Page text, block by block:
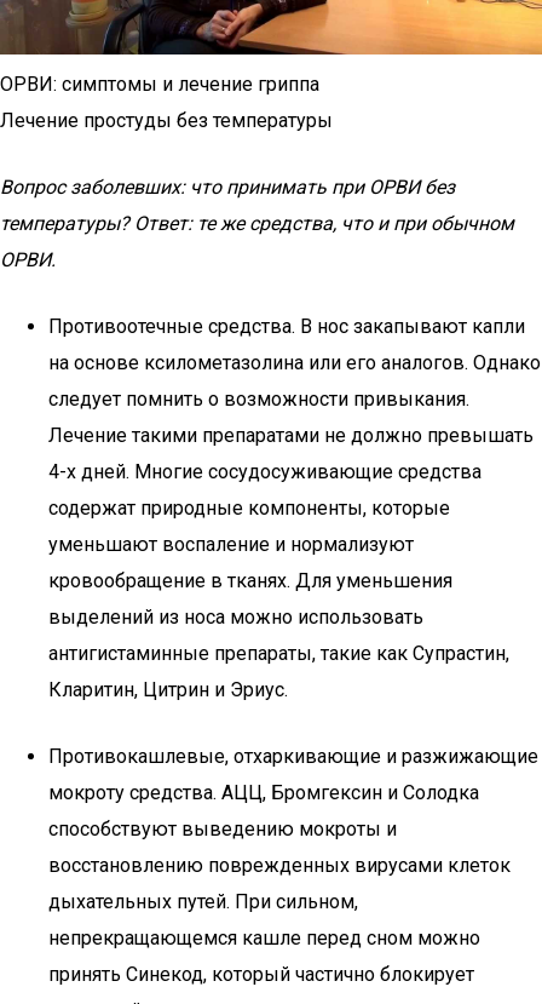
ОРВИ: симптомы и лечение гриппа
Лечение простуды без температуры
Вопрос заболевших: что принимать при ОРВИ без
температуры? Ответ: те же средства, что и при обычном
ОРВИ.
Противоотечные средства. В нос закапывают капли
на основе ксилометазолина или его аналогов. Однако
следует помнить о возможности привыкания.
Лечение такими препаратами не должно превышать
4-х дней. Многие сосудосуживающие средства
содержат природные компоненты, которые
уменьшают воспаление и нормализуют
кровообращение в тканях. Для уменьшения
выделений из носа можно использовать
антигистаминные препараты, такие как Супрастин,
Кларитин, Цитрин и Эриус.
Противокашлевые, отхаркивающие и разжижающие
мокроту средства. АЦЦ, Бромгексин и Солодка
способствуют выведению мокроты и
восстановлению поврежденных вирусами клеток
дыхательных путей. При сильном,
непрекращающемся кашле перед сном можно
принять Синекод, который частично блокирует